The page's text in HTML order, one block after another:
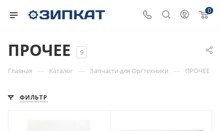
0
ПРОЧЕЕ 9
Главная — Каталог — Запчасти для Оргтехники — ПРОЧЕЕ
ФИЛЬТР